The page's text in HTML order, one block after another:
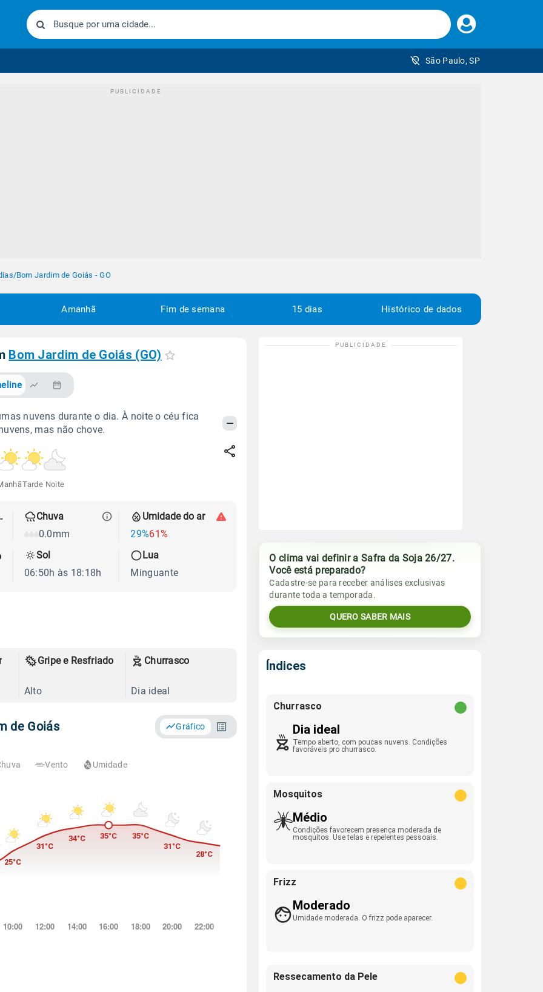
Faça
seu
São Paulo, SP
/Bom Jardim de Goiás - GO
Amanhã Fim de semana 15 dias Histórico de dados
Bom Jardim de Goiás (GO)
nuvens durante o dia. À noite o céu fica
mas não chove.
Tarde Noite
Chuva
0.0mm
Umidade do ar
29%61%
Sol
06:50h às 18:18h
Lua
Minguante
Gripe e Resfriado
Alto
Churrasco
Dia ideal
de Goiás Gráfico
Vento Umidade
O clima vai definir a Safra da Soja 26/27.
Você está preparado?
Cadastre-se para receber análises exclusivas
durante toda a temporada.
QUERO SABER MAIS
Índices
Churrasco
Dia ideal
Tempo aberto, com poucas nuvens. Condições
favoráveis pro churrasco.
Mosquitos
Médio
Condições favorecem presença moderada de
mosquitos. Use telas e repelentes pessoais.
Frizz
Moderado
Umidade moderada. O frizz pode aparecer.
Ressecamento da Pele